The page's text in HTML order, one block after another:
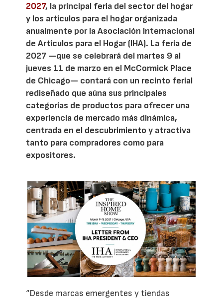
2027, la principal feria del sector del hogar
y los artículos para el hogar organizada
anualmente por la Asociación Internacional
de Artículos para el Hogar (IHA). La feria de
2027 —que se celebrará del martes 9 al
jueves 11 de marzo en el McCormick Place
de Chicago— contará con un recinto ferial
rediseñado que aúna sus principales
categorías de productos para ofrecer una
experiencia de mercado más dinámica,
centrada en el descubrimiento y atractiva
tanto para compradores como para
expositores.
“Desde marcas emergentes y tiendas